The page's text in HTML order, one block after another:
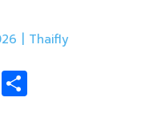
| Thaifly
E
m